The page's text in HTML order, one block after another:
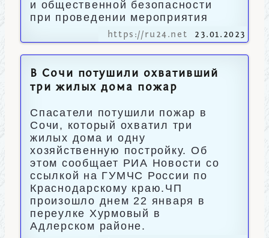
и общественной безопасности
при проведении мероприятия
https://ru24.net 23.01.2023
В Сочи потушили охвативший
три жилых дома пожар
Спасатели потушили пожар в
Сочи, который охватил три
жилых дома и одну
хозяйственную постройку. Об
этом сообщает РИА Новости со
ссылкой на ГУМЧС России по
Краснодарскому краю.ЧП
произошло днем 22 января в
переулке Хурмовый в
Адлерском районе.